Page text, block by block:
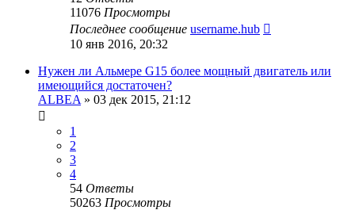
11076 Просмотры
Последнее сообщение username.hub
10 янв 2016, 20:32
Нужен ли Альмере G15 более мощный двигатель или
имеющийся достаточен?
ALBEA » 03 дек 2015, 21:12
1
2
3
4
54 Ответы
50263 Просмотры